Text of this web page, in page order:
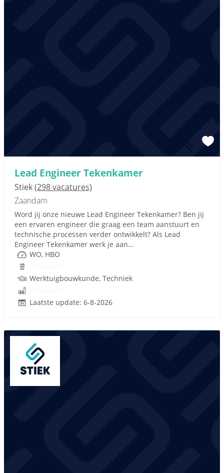
Lead Engineer Tekenkamer
Stiek(298 vacatures)
Zaandam
Word jij onze nieuwe Lead Engineer Tekenkamer? Ben jij
een ervaren engineer die graag een team aanstuurt en
technische processen verder ontwikkelt? Als Lead
Engineer Tekenkamer werk je aan...
WO, HBO
Werktuigbouwkunde, Techniek
Laatste update: 6-8-2026